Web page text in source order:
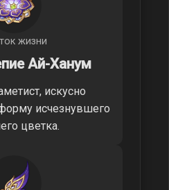
жизни
Ай-Ханум
искусно
исчезнувшего
цветка.